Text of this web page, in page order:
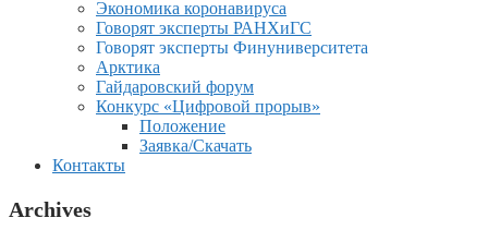
Экономика коронавируса
Говорят эксперты РАНХиГС
Говорят эксперты Финуниверситета
Арктика
Гайдаровский форум
Конкурс «Цифровой прорыв»
Положение
Заявка/Скачать
Контакты
Archives